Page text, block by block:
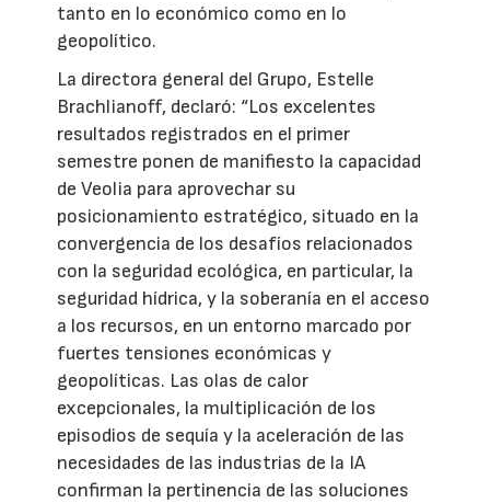
tanto en lo económico como en lo
geopolítico.
La directora general del Grupo, Estelle
Brachlianoff, declaró: “Los excelentes
resultados registrados en el primer
semestre ponen de manifiesto la capacidad
de Veolia para aprovechar su
posicionamiento estratégico, situado en la
convergencia de los desafíos relacionados
con la seguridad ecológica, en particular, la
seguridad hídrica, y la soberanía en el acceso
a los recursos, en un entorno marcado por
fuertes tensiones económicas y
geopolíticas. Las olas de calor
excepcionales, la multiplicación de los
episodios de sequía y la aceleración de las
necesidades de las industrias de la IA
confirman la pertinencia de las soluciones